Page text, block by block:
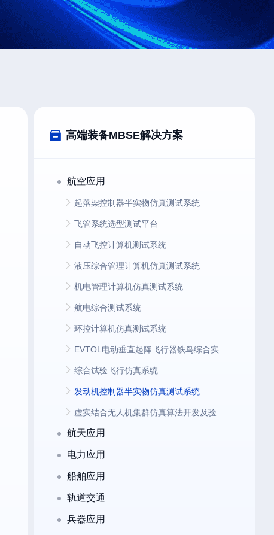
高端装备MBSE解决方案
航空应用
起落架控制器半实物仿真测试系统
飞管系统选型测试平台
自动飞控计算机测试系统
液压综合管理计算机仿真测试系统
机电管理计算机仿真测试系统
航电综合测试系统
环控计算机仿真测试系统
综合试验飞行仿真系统
发动机控制器半实物仿真测试系统
航天应用
电力应用
船舶应用
轨道交通
兵器应用